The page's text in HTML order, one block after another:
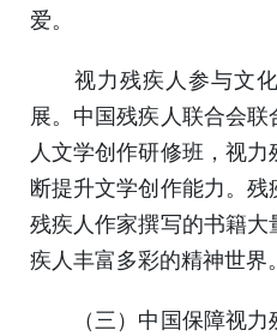
爱。
视力残疾人参与文化
展。中国残疾人联合会
人文学创作研修班，视
断提升文学创作能力。
残疾人作家撰写的书籍
疾人丰富多彩的精神世界。
（三）中国保障视力